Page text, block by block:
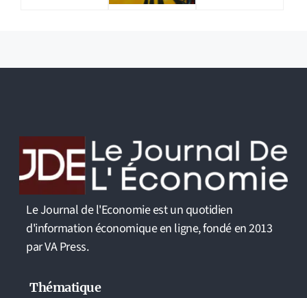
Le Journal de l'Economie est un quotidien
d'information économique en ligne, fondé en 2013
par VA Press.
Thématique